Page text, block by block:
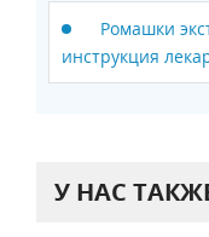
Ромашки
инструкция
У НАС